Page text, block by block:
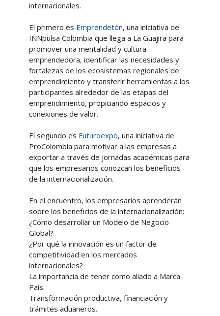
internacionales.
El primero es Emprendetón, una iniciativa de
INNpulsa Colombia que llega a La Guajira para
promover una mentalidad y cultura
emprendedora, identificar las necesidades y
fortalezas de los ecosistemas regionales de
emprendimiento y transferir herramientas a los
participantes alrededor de las etapas del
emprendimiento, propiciando espacios y
conexiones de valor.
El segundo es Futuroexpo, una iniciativa de
ProColombia para motivar a las empresas a
exportar a través de jornadas académicas para
que los empresarios conozcan los beneficios
de la internacionalización.
En el encuentro, los empresarios aprenderán
sobre los beneficios de la internacionalización:
¿Cómo desarrollar un Modelo de Negocio
Global?
¿Por qué la innovación es un factor de
competitividad en los mercados
internacionales?
La importancia de tener como aliado a Marca
País.
Transformación productiva, financiación y
trámites aduaneros.